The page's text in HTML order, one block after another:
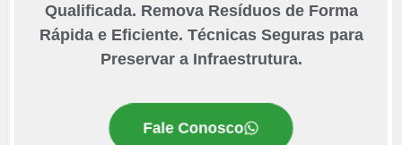
Qualificada. Remova Resíduos de Forma
Rápida e Eficiente. Técnicas Seguras para
Preservar a Infraestrutura.
Fale Conosco